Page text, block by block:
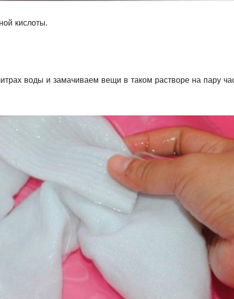
кислоты.
воды и замачиваем вещи в таком растворе на пару